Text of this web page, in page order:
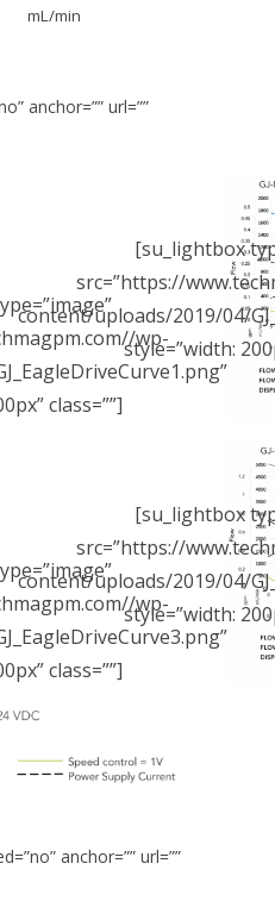
mL/min
anchor=”” url=””
wp-
class=””]
[su_lightbox
src=”https://
content/uploads/2019/04/
style=”width:
wp-
class=””]
[su_lightbox
src=”https://
content/uploads/2019/04/
style=”width:
anchor=”” url=””